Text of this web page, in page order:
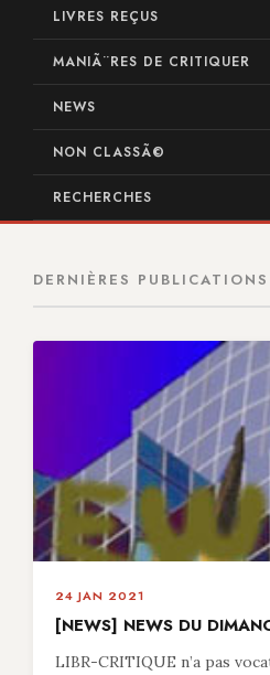
LIVRES REÇUS
MANIÃ¨RES DE CRITIQUER
NEWS
NON CLASSÃ©
RECHERCHES
DERNIÈRES
24 JAN 2021
[NEWS] NEWS DU
LIBR-CRITIQUE n’a pas